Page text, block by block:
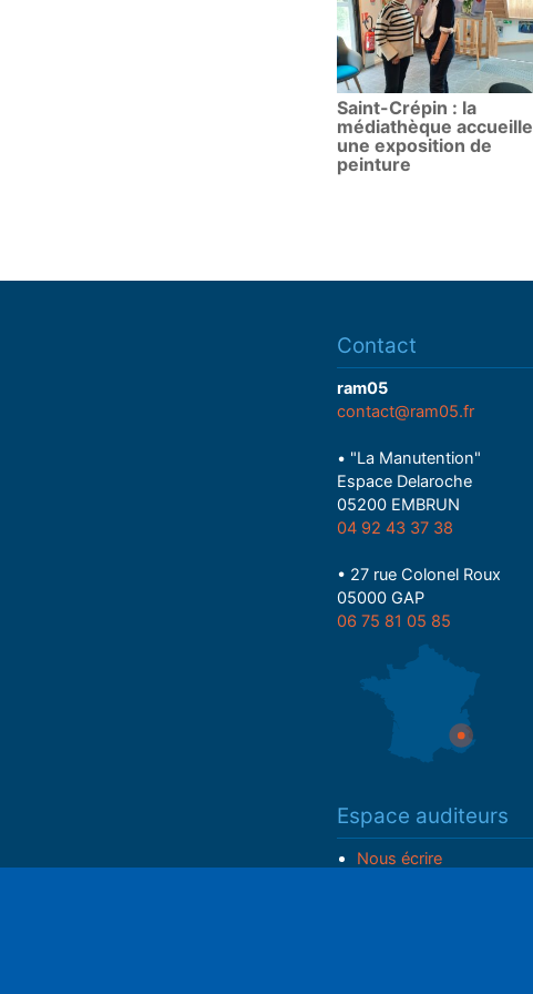
Saint-Crépin : la
médiathèque accueille
une exposition de
peinture
Contact
ram05
contact@ram05.fr
• "La Manutention"
Espace Delaroche
05200 EMBRUN
04 92 43 37 38
• 27 rue Colonel Roux
05000 GAP
06 75 81 05 85
Espace auditeurs
Nous écrire